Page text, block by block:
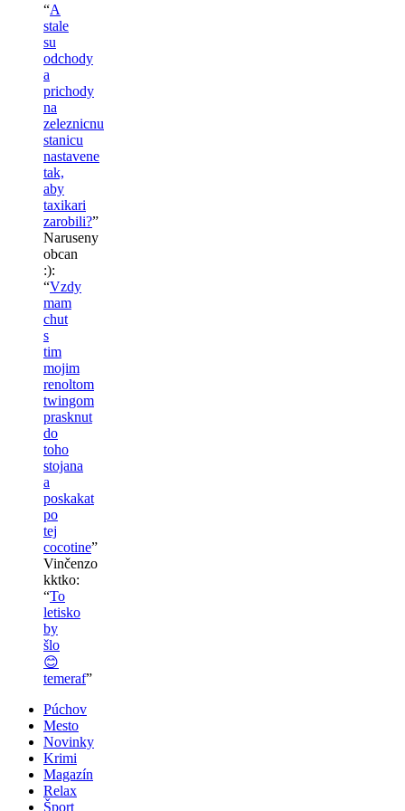
“A
stale
su
odchody
a
prichody
na
zeleznicnu
stanicu
nastavene
tak,
aby
taxikari
zarobili?”
Naruseny
obcan
:):
“Vzdy
mam
chut
s
tim
mojim
renoltom
twingom
prasknut
do
toho
stojana
a
poskakat
po
tej
cocotine”
Vinčenzo
kktko:
“To
letisko
by
šlo
😊
temeraf”
Púchov
Mesto
Novinky
Krimi
Magazín
Relax
Šport